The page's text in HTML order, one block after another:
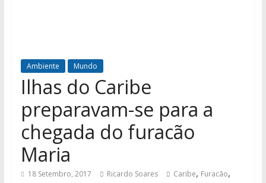
Ambiente Mundo
Ilhas do Caribe
preparavam-se para a
chegada do furacão
Maria
18 Setembro, 2017 Ricardo Soares Caribe, Furacão,